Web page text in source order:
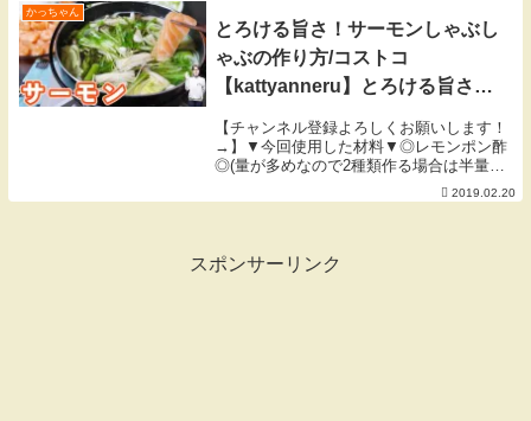
かっちゃん
とろける旨さ！サーモンしゃぶし
ゃぶの作り方/コストコ
【kattyanneru】とろける旨さ！
コストコ【kattyanneru】
【チャンネル登録よろしくお願いします！
→】▼今回使用した材料▼◎レモンポン酢
◎(量が多めなので2種類作る場合は半量で
作って下さい)・醤油 大さじ5・酢 大さじ
2・レモン果汁 大さじ1・だしの素 少々◎
2019.02.20
スポンサーリンク